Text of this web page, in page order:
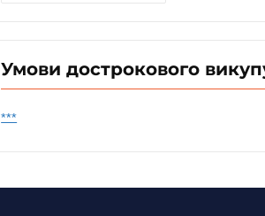
Умови дострокового
***